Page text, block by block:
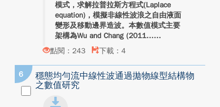
模式，求解拉普拉斯方程式(Laplace
equation)，模擬非線性波浪之自由液面
變形及移動邊界造波。本數值模式主要
架構為Wu and Chang (2011...
點閱：243
下載：4
6
穩態均勻流中線性波通過拋物線型結構物
之數值研究